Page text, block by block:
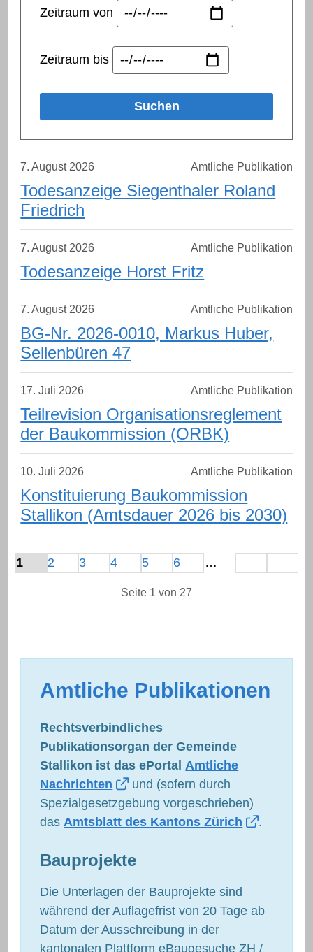
Zeitraum von
Zeitraum bis
Suchen
Todesanzeige Siegenthaler Roland
Friedrich
Amtliche Publikation–
7. August 2026
Todesanzeige Horst Fritz
Amtliche Publikation–
7. August 2026
BG-Nr. 2026-0010, Markus Huber,
Sellenbüren 47
Amtliche Publikation–
7. August 2026
Teilrevision Organisationsreglement
der Baukommission (ORBK)
Amtliche Publikation–
17. Juli 2026
Konstituierung Baukommission
Stallikon (Amtsdauer 2026 bis 2030)
Amtliche Publikation–
10. Juli 2026
1 2 3 4 5 6 …
Seite 1 von 27
Amtliche Publikationen
Rechtsverbindliches
Publikationsorgan der Gemeinde
Stallikon ist das ePortalAmtliche
Nachrichten
und (sofern durch
Spezialgesetzgebung vorgeschrieben)
dasAmtsblatt des Kantons Zürich .
Bauprojekte
Die Unterlagen der Bauprojekte sind
während der Auflagefrist von 20 Tage ab
Datum der Ausschreibung in der
kantonalen Plattform eBaugesuche ZH /